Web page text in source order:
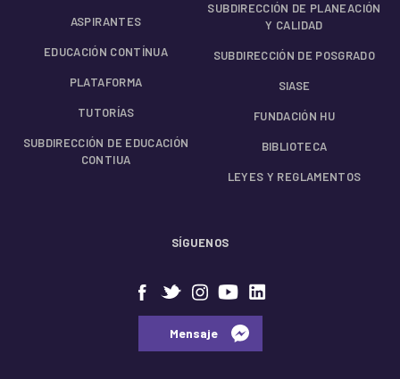
ASPIRANTES
EDUCACIÓN CONTÍNUA
PLATAFORMA
TUTORÍAS
SUBDIRECCIÓN DE EDUCACIÓN
CONTIUA
SUBDIRECCIÓN DE PLANEACIÓN
Y CALIDAD
SUBDIRECCIÓN DE POSGRADO
SIASE
FUNDACIÓN HU
BIBLIOTECA
LEYES Y REGLAMENTOS
SÍGUENOS
⠀⠀Mensaje⠀